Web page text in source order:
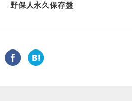
野保人永久保存盤